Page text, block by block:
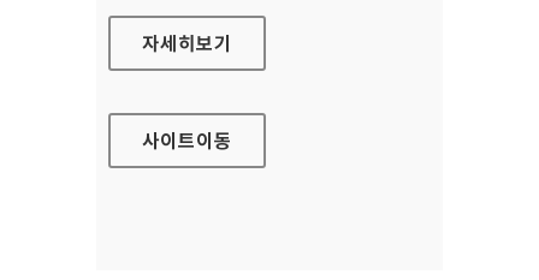
보건복지부 면허민원안내
자세히보기
사이트이동